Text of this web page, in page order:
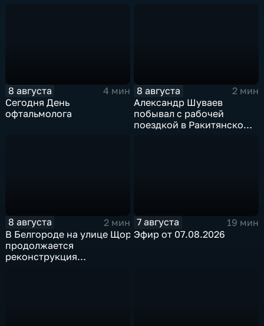
8 августа
4 мин
Сегодня День
офтальмолога
8 августа
2 мин
Александр Шуваев
побывал с рабочей
поездкой в Ракитянском
8 августа
2 мин
В Белгороде на улице Щорса
продолжается
реконструкция
7 августа
19 мин
Эфир от 07.08.2026